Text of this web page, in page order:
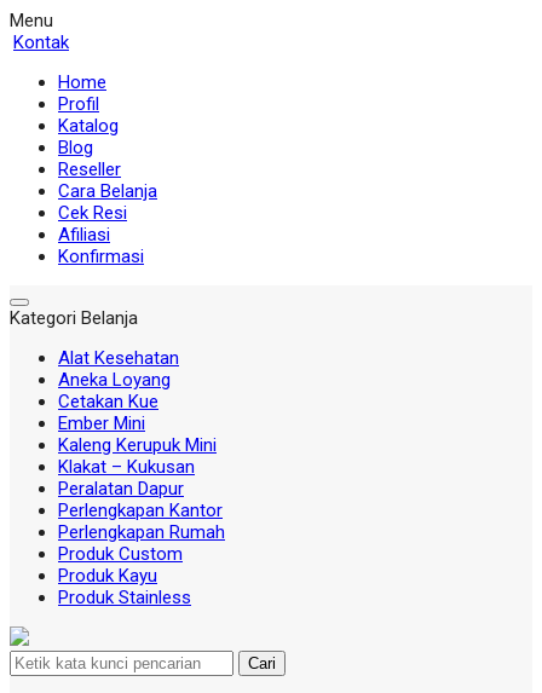
Menu
Kontak
Home
Profil
Katalog
Blog
Reseller
Cara Belanja
Cek Resi
Afiliasi
Konfirmasi
Kategori Belanja
Alat Kesehatan
Aneka Loyang
Cetakan Kue
Ember Mini
Kaleng Kerupuk Mini
Klakat – Kukusan
Peralatan Dapur
Perlengkapan Kantor
Perlengkapan Rumah
Produk Custom
Produk Kayu
Produk Stainless
Cari